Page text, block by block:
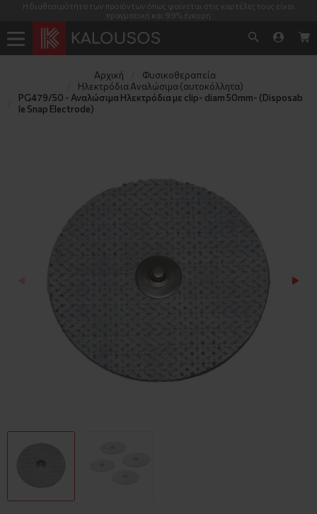
Η διαθεσιμότητα των προϊόντων όπως φαίνεται στις καρτέλες τους είναι
πραγματική και 99% έγκυρη
Αρχική
Φυσικοθεραπεία
Ηλεκτρόδια Αναλώσιμα (αυτοκόλλητα)
PG479/50 - Αναλώσιμα Ηλεκτρόδια με clip- diam 50mm- (Disposab
le Snap Electrode)